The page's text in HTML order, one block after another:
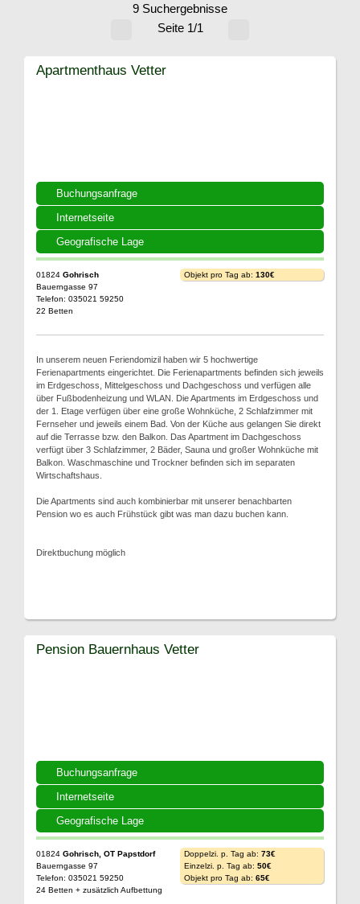
9 Suchergebnisse
Seite 1/1
Buchungsanfrage
Internetseite
Geografische Lage
Apartmenthaus Vetter
01824 Gohrisch
Bauerngasse 97
Telefon: 035021 59250
22 Betten
Objekt pro Tag ab: 130€
In unserem neuen Feriendomizil haben wir 5 hochwertige
Ferienapartments eingerichtet. Die Ferienapartments befinden sich jeweils
im Erdgeschoss, Mittelgeschoss und Dachgeschoss und verfügen alle
über Fußbodenheizung und WLAN. Die Apartments im Erdgeschoss und
der 1. Etage verfügen über eine große Wohnküche, 2 Schlafzimmer mit
Fernseher und jeweils einem Bad. Von der Küche aus gelangen Sie direkt
auf die Terrasse bzw. den Balkon. Das Apartment im Dachgeschoss
verfügt über 3 Schlafzimmer, 2 Bäder, Sauna und großer Wohnküche mit
Balkon. Waschmaschine und Trockner befinden sich im separaten
Wirtschaftshaus.
Die Apartments sind auch kombinierbar mit unserer benachbarten
Pension wo es auch Frühstück gibt was man dazu buchen kann.
Direktbuchung möglich
Buchungsanfrage
Internetseite
Geografische Lage
Pension Bauernhaus Vetter
01824 Gohrisch, OT Papstdorf
Bauerngasse 97
Telefon: 035021 59250
24 Betten + zusätzlich Aufbettung
Doppelzi. p. Tag ab: 73€
Einzelzi. p. Tag ab: 50€
Objekt pro Tag ab: 65€